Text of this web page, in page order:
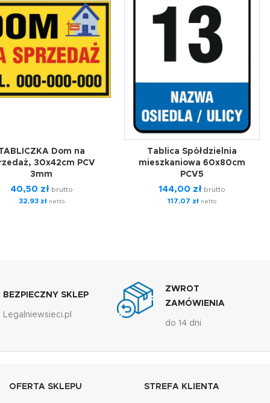
Dom na
30x42cm PCV
3mm
40,50 złbrutto
32,93 złnetto
Tablica Spółdzielnia
mieszkaniowa 60x80cm
PCV5
144,00 złbrutto
117,07 złnetto
BEZPIECZNY SKLEP
Legalniewsieci.pl
ZWROT
ZAMÓWIENIA
do 14 dni
OFERTA SKLEPU STREFA KLIENTA